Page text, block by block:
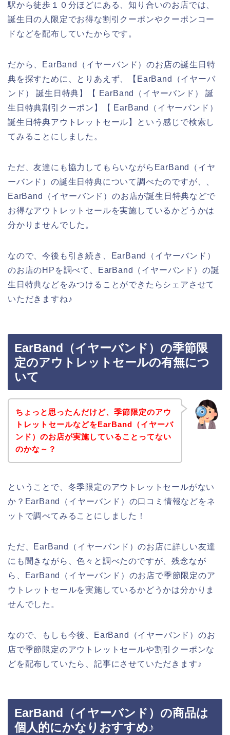
駅から徒歩１０分ほどにある、知り合いのお店では、
誕生日の人限定でお得な割引クーポンやクーポンコー
ドなどを配布していたからです。
だから、EarBand（イヤーバンド）のお店の誕生日特
典を探すために、とりあえず、【EarBand（イヤーバ
ンド） 誕生日特典】【 EarBand（イヤーバンド） 誕
生日特典割引クーポン】【 EarBand（イヤーバンド）
誕生日特典アウトレットセール】という感じで検索し
てみることにしました。
ただ、友達にも協力してもらいながらEarBand（イヤ
ーバンド）の誕生日特典について調べたのですが、、
EarBand（イヤーバンド）のお店が誕生日特典などで
お得なアウトレットセールを実施しているかどうかは
分かりませんでした。
なので、今後も引き続き、EarBand（イヤーバンド）
のお店のHPを調べて、EarBand（イヤーバンド）の誕
生日特典などをみつけることができたらシェアさせて
いただきますね♪
EarBand（イヤーバンド）の季節限
定のアウトレットセールの有無につ
いて
ちょっと思ったんだけど、季節限定のアウ
トレットセールなどをEarBand（イヤーバ
ンド）のお店が実施していることってない
のかな～？
ということで、冬季限定のアウトレットセールがない
か？EarBand（イヤーバンド）の口コミ情報などをネ
ットで調べてみることにしました！
ただ、EarBand（イヤーバンド）のお店に詳しい友達
にも聞きながら、色々と調べたのですが、残念なが
ら、EarBand（イヤーバンド）のお店で季節限定のア
ウトレットセールを実施しているかどうかは分かりま
せんでした。
なので、もしも今後、EarBand（イヤーバンド）のお
店で季節限定のアウトレットセールや割引クーポンな
どを配布していたら、記事にさせていただきます♪
EarBand（イヤーバンド）の商品は
個人的にかなりおすすめ♪